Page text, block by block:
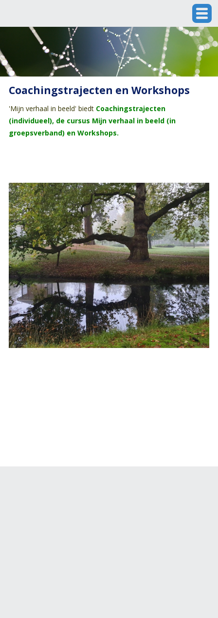
Coachingstrajecten en Workshops
'Mijn verhaal in beeld' biedt Coachingstrajecten
(individueel), de cursus Mijn verhaal in beeld (in
groepsverband) en Workshops.